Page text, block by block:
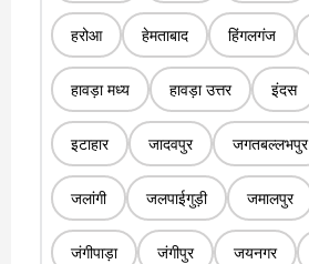
हरोआ हेमताबाद हिंगलगंज
हावड़ा मध्य हावड़ा उत्तर इंदस
इटाहार जादवपुर जगतबल्लभपुर
जलांगी जलपाईगुड़ी जमालपुर
जंगीपाड़ा जंगीपुर जयनगर